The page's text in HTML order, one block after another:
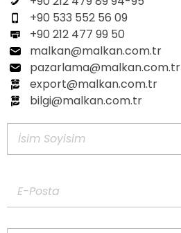
+90 533 552 56 09
+90 212 477 99 50
malkan@malkan.com.tr
pazarlama@malkan.com.tr
export@malkan.com.tr
bilgi@malkan.com.tr